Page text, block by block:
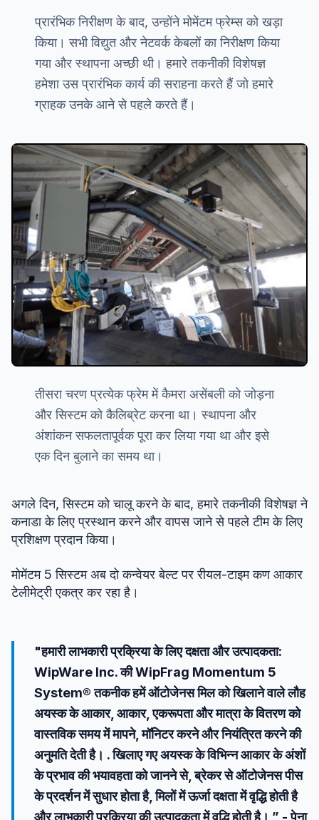
प्रारंभिक निरीक्षण के बाद, उन्होंने मोमेंटम फ्रेम्स को खड़ा
किया। सभी विद्युत और नेटवर्क केबलों का निरीक्षण किया
गया और स्थापना अच्छी थी। हमारे तकनीकी विशेषज्ञ
हमेशा उस प्रारंभिक कार्य की सराहना करते हैं जो हमारे
ग्राहक उनके आने से पहले करते हैं।
तीसरा चरण प्रत्येक फ्रेम में कैमरा असेंबली को जोड़ना
और सिस्टम को कैलिब्रेट करना था। स्थापना और
अंशांकन सफलतापूर्वक पूरा कर लिया गया था और इसे
एक दिन बुलाने का समय था।
अगले दिन, सिस्टम को चालू करने के बाद, हमारे तकनीकी विशेषज्ञ ने
कनाडा के लिए प्रस्थान करने और वापस जाने से पहले टीम के लिए
प्रशिक्षण प्रदान किया।
मोमेंटम 5 सिस्टम अब दो कन्वेयर बेल्ट पर रीयल-टाइम कण आकार
टेलीमेट्री एकत्र कर रहा है।
"हमारी लाभकारी प्रक्रिया के लिए दक्षता और उत्पादकता:
WipWare Inc. की WipFrag Momentum 5
System® तकनीक हमें ऑटोजेनस मिल को खिलाने वाले लौह
अयस्क के आकार, आकार, एकरूपता और मात्रा के वितरण को
वास्तविक समय में मापने, मॉनिटर करने और नियंत्रित करने की
अनुमति देती है। . खिलाए गए अयस्क के विभिन्न आकार के अंशों
के प्रभाव की भयावहता को जानने से, ब्रेकर से ऑटोजेनस पीस
के प्रदर्शन में सुधार होता है, मिलों में ऊर्जा दक्षता में वृद्धि होती है
और लाभकारी प्रक्रिया की उत्पादकता में वृद्धि होती है। ” - पेना